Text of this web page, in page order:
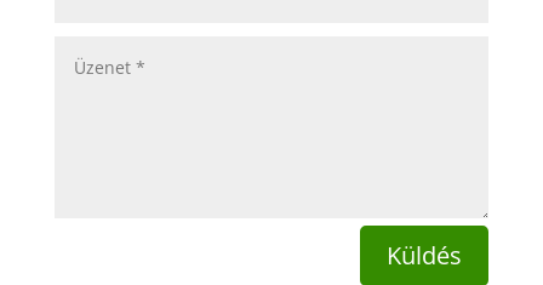
Küldés